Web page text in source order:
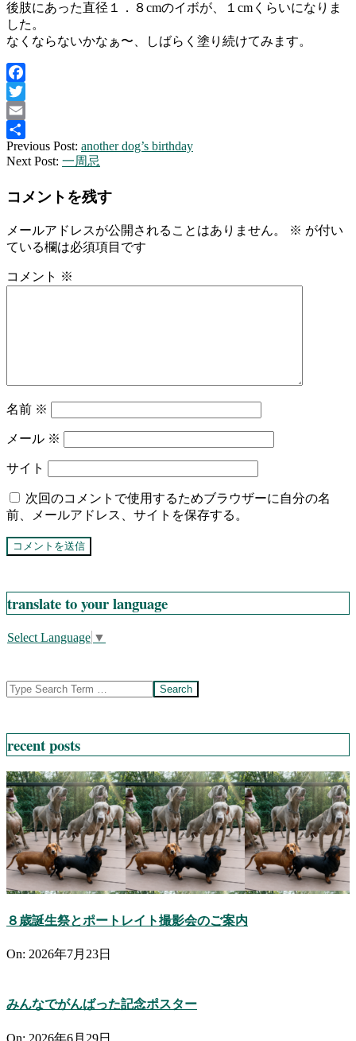
後肢にあった直径１．８cmのイボが、１cmくらいになりま
した。
なくならないかなぁ〜、しばらく塗り続けてみます。
Facebook
Twitter
Email
共
有
2014-
01-
Previous Post: another dog’s birthday
Next Post: 一周忌
コメントを残す
メールアドレスが公開されることはありません。 ※ が付い
ている欄は必須項目です
コメント ※
名前 ※
メール ※
サイト
次回のコメントで使用するためブラウザーに自分の名
前、メールアドレス、サイトを保存する。
translate to your language
Select Language ▼
Search
recent posts
８歳誕生祭とポートレイト撮影会のご案内
On: 2026年7月23日
みんなでがんばった記念ポスター
On: 2026年6月29日